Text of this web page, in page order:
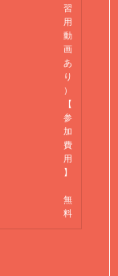
習
用
動
画
あ
り
）
【
参
加
費
用
】
無
料